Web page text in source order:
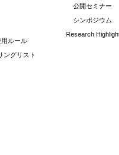
ルール
ングリスト
公開セミナー
シンポジウム
Research